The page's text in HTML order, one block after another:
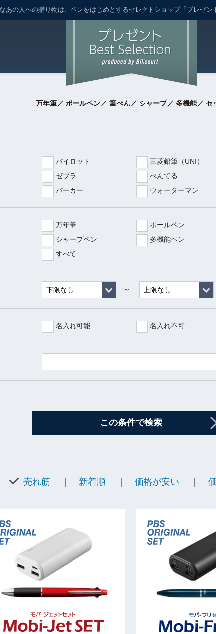
あの人への贈り物は、ペンをはじめとするセレクトショップ「プレゼン
万年筆／ ボールペン／ 筆ぺん／ シャープ／ 多機能／ セ
パイロット 三菱鉛筆（UNI）
ゼブラ
ぺんてる
パーカー
ウォーターマン
万年筆 ボールペン
シャープペン
多機能ペン
すべて
～
名入れ可能 名入れ不可
この条件で検索
売れ筋 新着順 価格が安い